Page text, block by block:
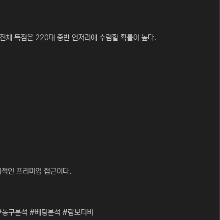
체 득점은 220대 중반 언저리에 수렴할 확률이 높다.
인 프리미엄 접근이다.
구분석 #베팅분석 #람보티비